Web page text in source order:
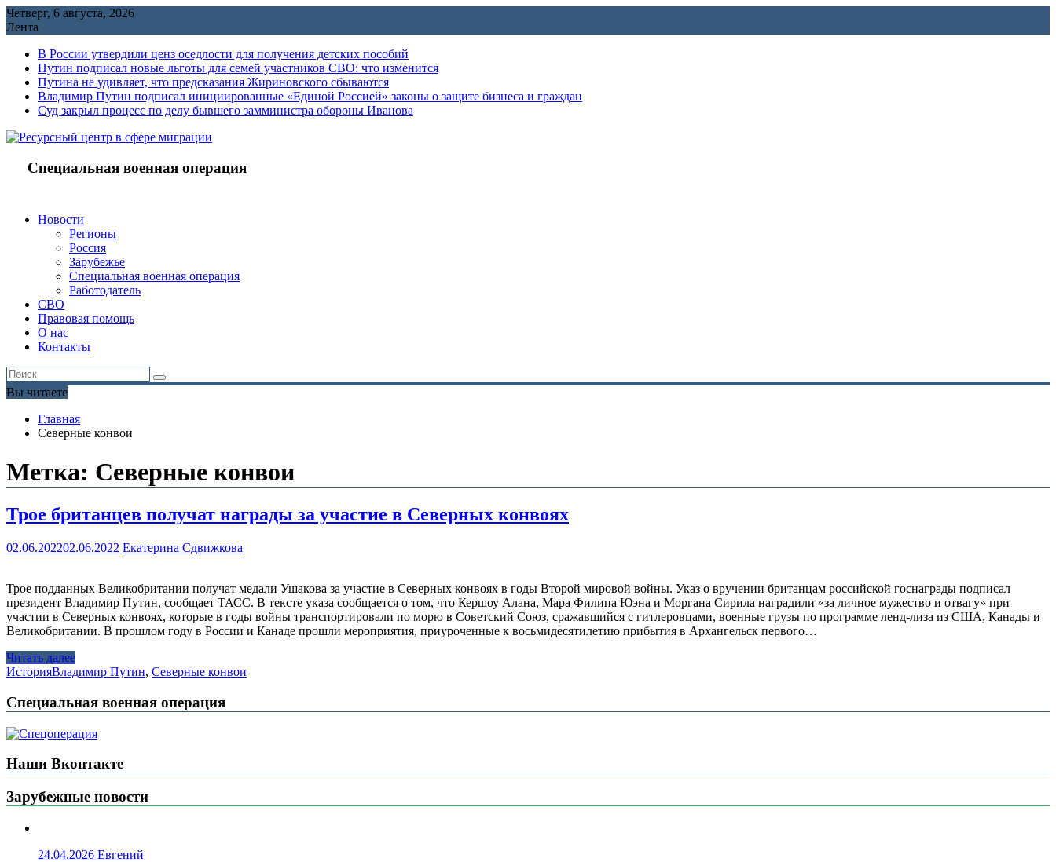
Перейти
к
Четверг, 6 августа, 2026
Лента
В России утвердили ценз оседлости для получения детских пособий
Путин подписал новые льготы для семей участников СВО: что изменится
Путина не удивляет, что предсказания Жириновского сбываются
Владимир Путин подписал инициированные «Единой Россией» законы о защите бизнеса и граждан
Cуд закрыл процесс по делу бывшего замминистра обороны Иванова
Специальная военная операция
Новости
Регионы
Россия
Зарубежье
Специальная военная операция
Работодатель
СВО
Правовая помощь
О нас
Контакты
Вы читаете
Главная
Северные конвои
Метка: Северные конвои
Трое британцев получат награды за участие в Северных конвоях
02.06.202202.06.2022 Екатерина Сдвижкова
Трое подданных Великобритании получат медали Ушакова за участие в Северных конвоях в годы Второй мировой войны. Указ о вручении британцам российской госнаграды подписал
президент Владимир Путин, сообщает ТАСС. В тексте указа сообщается о том, что Кершоу Алана, Мара Филипа Юэна и Моргана Сирила наградили «за личное мужество и отвагу» при
участии в Северных конвоях, которые в годы войны транспортировали по морю в Советский Союз, сражавшийся с гитлеровцами, военные грузы по программе ленд-лиза из США, Канады и
Великобритании. В прошлом году в России и Канаде прошли мероприятия, приуроченные к восьмидесятилетию прибытия в Архангельск первого…
Читать далее
ИсторияВладимир Путин, Северные конвои
Специальная военная операция
Наши Вконтакте
Зарубежные новости
24.04.2026 Евгений